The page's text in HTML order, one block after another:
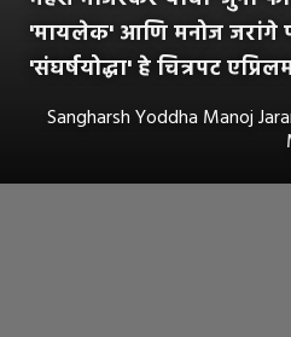
'मायलेक' आणि मनोज जरांगे
'संघर्षयोद्धा' हे चित्रपट
Sangharsh Yoddha Manoj